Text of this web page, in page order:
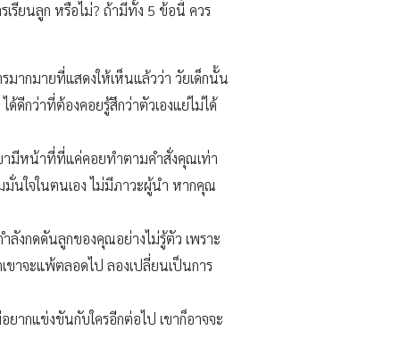
เรียนลูก หรือไม่? ถ้ามีทั้ง 5 ข้อนี้ ควร
ากมายที่แสดงให้เห็นแล้วว่า วัยเด็กนั้น
ดีกว่าที่ต้องคอยรู้สึกว่าตัวเองแย่ไม่ได้
ขามีหน้าที่ที่แค่คอยทำตามคำสั่งคุณเท่า
นใจในตนเอง ไม่มีภาวะผู้นำ หากคุณ
งกดดันลูกของคุณอย่างไม่รู้ตัว เพราะ
ขาจะแพ้ตลอดไป ลองเปลี่ยนเป็นการ
ากแข่งขันกับใครอีกต่อไป เขาก็อาจจะ